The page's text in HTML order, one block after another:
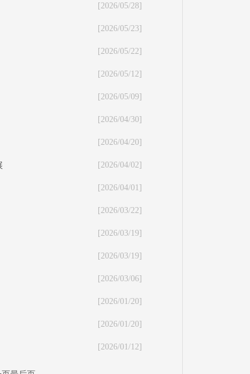
[2026/05/28]
[2026/05/23]
[2026/05/22]
[2026/05/12]
[2026/05/09]
[2026/04/30]
[2026/04/20]
[2026/04/02]
[2026/04/01]
[2026/03/22]
[2026/03/19]
[2026/03/19]
[2026/03/06]
[2026/01/20]
[2026/01/20]
[2026/01/12]